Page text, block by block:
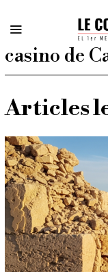
casino de
Articles